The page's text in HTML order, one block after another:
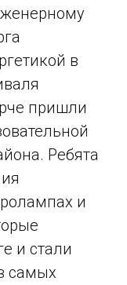
в
пришли
Ребята
и
и стали
самых